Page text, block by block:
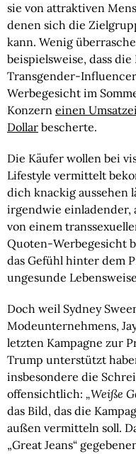
sie von attraktiven
denen sich die
kann. Wenig
beispielsweise, dass
Transgender-
Werbegesicht im
Konzern einen
Dollar bescherte.
Die Käufer wollen bei
Lifestyle vermittelt
dich knackig aussehen
irgendwie einladender,
von einem
Quoten-Werbegesicht
das Gefühl hinter dem
ungesunde
Doch weil Sydney
Modeunternehmens,
letzten Kampagne zur
Trump unterstützt
insbesondere die
offensichtlich: „Weiße
das Bild, das die
außen vermitteln soll.
„Great Jeans“